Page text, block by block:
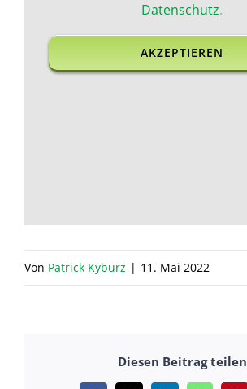
Datenschutz.
AKZEPTIEREN
Von Patrick Kyburz | 11. Mai 2022
Diesen Beitrag teilen